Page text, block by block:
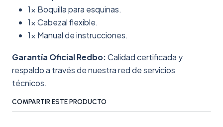
1x Boquilla para esquinas.
1x Cabezal flexible.
1x Manual de instrucciones.
Garantía Oficial Redbo:Calidad certificada y
respaldo a través de nuestra red de servicios
técnicos.
COMPARTIR ESTE PRODUCTO